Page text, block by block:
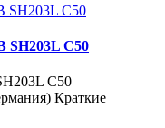
SH203L C50
C50
Краткие